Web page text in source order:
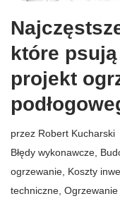
które
projekt
przez Robert Kucharski
Błędy wykonawcze
ogrzewanie Koszty
techniczne Ogrzewanie